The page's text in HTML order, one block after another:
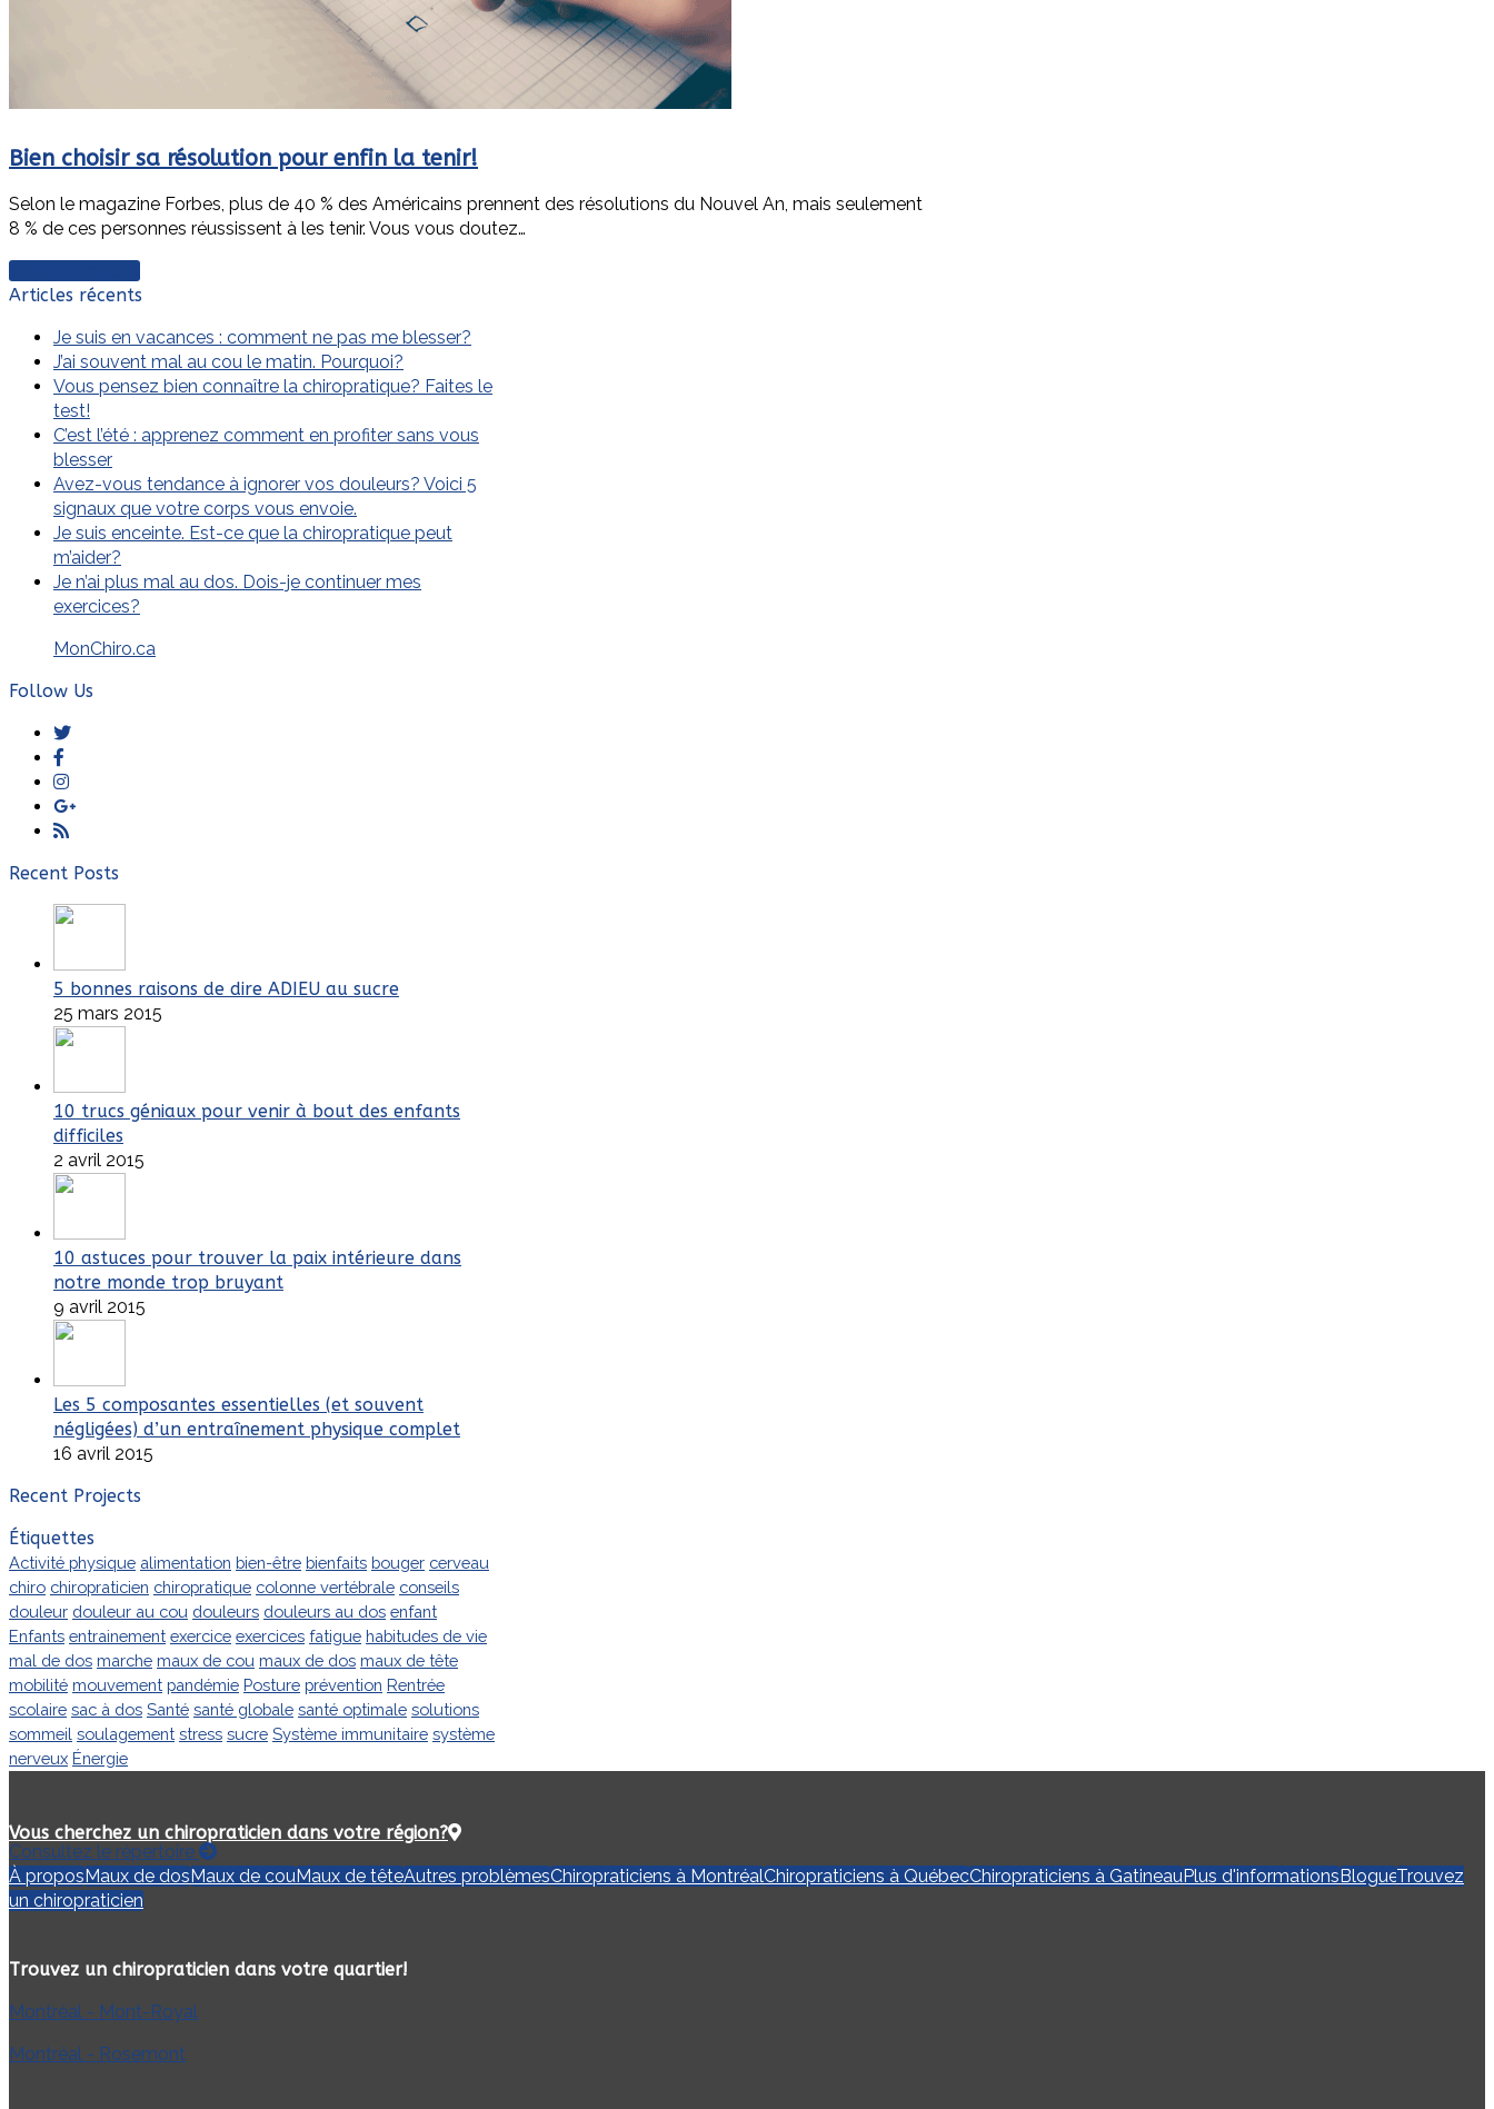
Bien choisir sa résolution pour enfin la tenir!
Selon le magazine Forbes, plus de 40 % des Américains prennent des résolutions du Nouvel An, mais seulement
8 % de ces personnes réussissent à les tenir. Vous vous doutez…
Articles récents
Je suis en vacances : comment ne pas me blesser?
J’ai souvent mal au cou le matin. Pourquoi?
Vous pensez bien connaître la chiropratique? Faites le
test!
C’est l’été : apprenez comment en profiter sans vous
blesser
Avez-vous tendance à ignorer vos douleurs? Voici 5
signaux que votre corps vous envoie.
Je suis enceinte. Est-ce que la chiropratique peut
m’aider?
Je n’ai plus mal au dos. Dois-je continuer mes
exercices?
MonChiro.ca
Follow Us
Twitter
Instagram
GooglePlus
RSS
Recent Posts
5 bonnes raisons de dire ADIEU au sucre
25 mars 2015
10 trucs géniaux pour venir à bout des enfants
difficiles
2 avril 2015
10 astuces pour trouver la paix intérieure dans
notre monde trop bruyant
9 avril 2015
Les 5 composantes essentielles (et souvent
négligées) d’un entraînement physique complet
16 avril 2015
Recent Projects
Étiquettes
Activité physique alimentation bien-être bienfaits bouger cerveau
chiro chiropraticien chiropratique colonne vertébrale conseils
douleur douleur au cou douleurs douleurs au dos enfant
Enfants entrainement exercice exercices fatigue habitudes de vie
mal de dos marche maux de cou maux de dos maux de tête
mobilité mouvement pandémie Posture prévention Rentrée
scolaire sac à dos Santé santé globale santé optimale solutions
sommeil soulagement stress sucre Système immunitaire système
nerveux Énergie
Vous cherchez un chiropraticien dans votre région?
Consultez le répertoire
À proposMaux de dosMaux de couMaux de têteAutres problèmesChiropraticiens à MontréalChiropraticiens à QuébecChiropraticiens à GatineauPlus d'informationsBlogueTrouvez
un chiropraticien
Trouvez un chiropraticien dans votre quartier!
Montréal - Mont-Royal
Montréal - Rosemont